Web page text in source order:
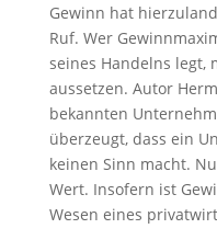
Gewinn hat
Ruf. Wer
seines Handelns legt,
aussetzen. Autor
bekannten
überzeugt, dass ein
keinen Sinn macht.
Wert. Insofern ist
Wesen eines